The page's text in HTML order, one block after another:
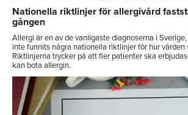
Nationella riktlinjer för allergivård
gången
Allergi är en av de vanligaste diagnoserna i
inte funnits några nationella riktlinjer för hur vården
Riktlinjerna trycker på att fler patienter ska
kan bota allergin.